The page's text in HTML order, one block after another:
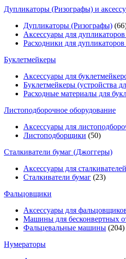
Дупликаторы (Ризографы) и
Дупликаторы (Ризографы)
Аксессуары для
Расходники для
Буклетмейкеры
Аксессуары для
Буклетмейкеры (устройства
Расходные материалы для
Листоподборочное оборудование
Аксессуары для
Листоподборщики (50)
Сталкиватели бумаг (Джоггеры)
Аксессуары для
Сталкиватели бумаг (23)
Фальцовщики
Аксессуары для
Машины для бесконвертных
Фальцевальные машины (204)
Нумераторы